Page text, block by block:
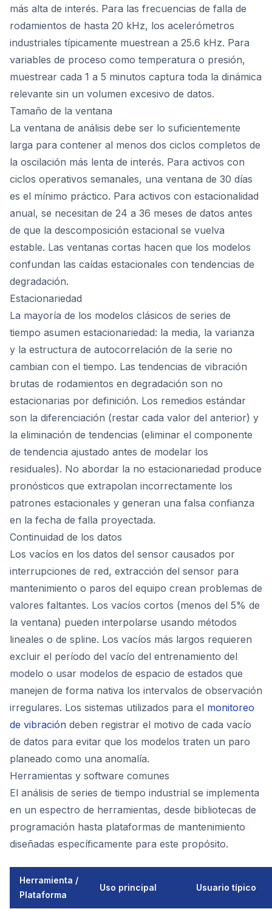
más alta de interés. Para las frecuencias de falla de
rodamientos de hasta 20 kHz, los acelerómetros
industriales típicamente muestrean a 25.6 kHz. Para
variables de proceso como temperatura o presión,
muestrear cada 1 a 5 minutos captura toda la dinámica
relevante sin un volumen excesivo de datos.
Tamaño de la ventana
La ventana de análisis debe ser lo suficientemente
larga para contener al menos dos ciclos completos de
la oscilación más lenta de interés. Para activos con
ciclos operativos semanales, una ventana de 30 días
es el mínimo práctico. Para activos con estacionalidad
anual, se necesitan de 24 a 36 meses de datos antes
de que la descomposición estacional se vuelva
estable. Las ventanas cortas hacen que los modelos
confundan las caídas estacionales con tendencias de
degradación.
Estacionariedad
La mayoría de los modelos clásicos de series de
tiempo asumen estacionariedad: la media, la varianza
y la estructura de autocorrelación de la serie no
cambian con el tiempo. Las tendencias de vibración
brutas de rodamientos en degradación son no
estacionarias por definición. Los remedios estándar
son la diferenciación (restar cada valor del anterior) y
la eliminación de tendencias (eliminar el componente
de tendencia ajustado antes de modelar los
residuales). No abordar la no estacionariedad produce
pronósticos que extrapolan incorrectamente los
patrones estacionales y generan una falsa confianza
en la fecha de falla proyectada.
Continuidad de los datos
Los vacíos en los datos del sensor causados por
interrupciones de red, extracción del sensor para
mantenimiento o paros del equipo crean problemas de
valores faltantes. Los vacíos cortos (menos del 5% de
la ventana) pueden interpolarse usando métodos
lineales o de spline. Los vacíos más largos requieren
excluir el período del vacío del entrenamiento del
modelo o usar modelos de espacio de estados que
manejen de forma nativa los intervalos de observación
irregulares. Los sistemas utilizados para el monitoreo
de vibración deben registrar el motivo de cada vacío
de datos para evitar que los modelos traten un paro
planeado como una anomalía.
Herramientas y software comunes
El análisis de series de tiempo industrial se implementa
en un espectro de herramientas, desde bibliotecas de
programación hasta plataformas de mantenimiento
diseñadas específicamente para este propósito.
Herramienta /
Plataforma
Uso principal Usuario típico